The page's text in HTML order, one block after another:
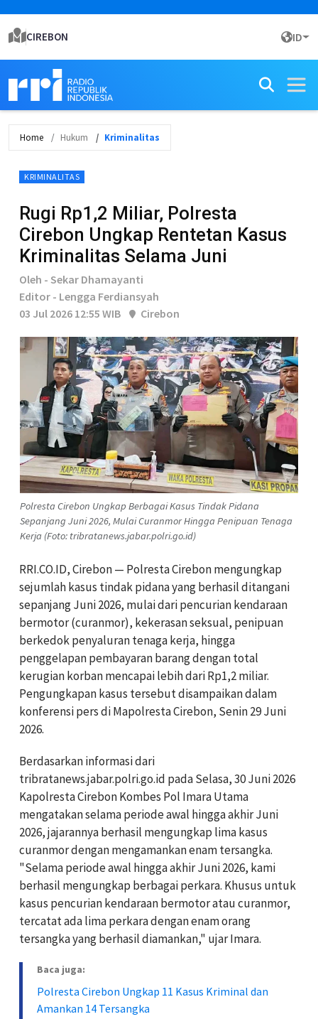
CIREBON ID
Home Hukum Kriminalitas
KRIMINALITAS
Rugi Rp1,2 Miliar, Polresta
Cirebon Ungkap Rentetan Kasus
Kriminalitas Selama Juni
Oleh - Sekar Dhamayanti
Editor - Lengga Ferdiansyah
03 Jul 2026 12:55 WIB
Cirebon
Polresta Cirebon Ungkap Berbagai Kasus Tindak Pidana
Sepanjang Juni 2026, Mulai Curanmor Hingga Penipuan Tenaga
Kerja (Foto: tribratanews.jabar.polri.go.id)
RRI.CO.ID, Cirebon — Polresta Cirebon mengungkap
sejumlah kasus tindak pidana yang berhasil ditangani
sepanjang Juni 2026, mulai dari pencurian kendaraan
bermotor (curanmor), kekerasan seksual, penipuan
berkedok penyaluran tenaga kerja, hingga
penggelapan pembayaran barang dengan total
kerugian korban mencapai lebih dari Rp1,2 miliar.
Pengungkapan kasus tersebut disampaikan dalam
konferensi pers di Mapolresta Cirebon, Senin 29 Juni
2026.
Berdasarkan informasi dari
tribratanews.jabar.polri.go.id pada Selasa, 30 Juni 2026
Kapolresta Cirebon Kombes Pol Imara Utama
mengatakan selama periode awal hingga akhir Juni
2026, jajarannya berhasil mengungkap lima kasus
curanmor dengan mengamankan enam tersangka.
"Selama periode awal hingga akhir Juni 2026, kami
berhasil mengungkap berbagai perkara. Khusus untuk
kasus pencurian kendaraan bermotor atau curanmor,
tercatat ada lima perkara dengan enam orang
tersangka yang berhasil diamankan," ujar Imara.
Baca juga:
Polresta Cirebon Ungkap 11 Kasus Kriminal dan
Amankan 14 Tersangka